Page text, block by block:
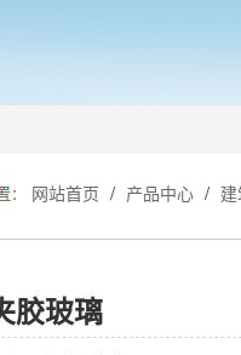
网站首页 / 产品中心 /
胶玻璃